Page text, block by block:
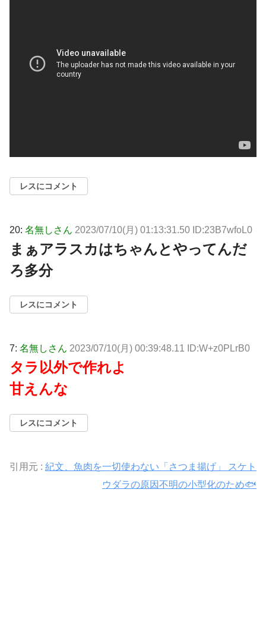
レスにコメント
20: 名無しさん 2023/07/10(月) 01:13:31.50 ID:23B7wfoL0
まぁアラスカはちゃんとやってんだ
ろ多分
レスにコメント
7: 名無しさん 2023/07/10(月) 00:39:48.11 ID:W+z0PLrB0
タラ以外で作れよ
甘えんな
レスにコメント
引用元 : 紀文、魚肉を一切使わない「さつま揚げ」 スケト
ウダラの原因不明の小型化のため🐟